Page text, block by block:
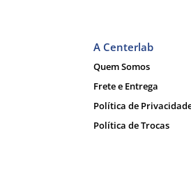
A Centerlab
Quem Somos
Frete e Entrega
Política de
Política de Trocas